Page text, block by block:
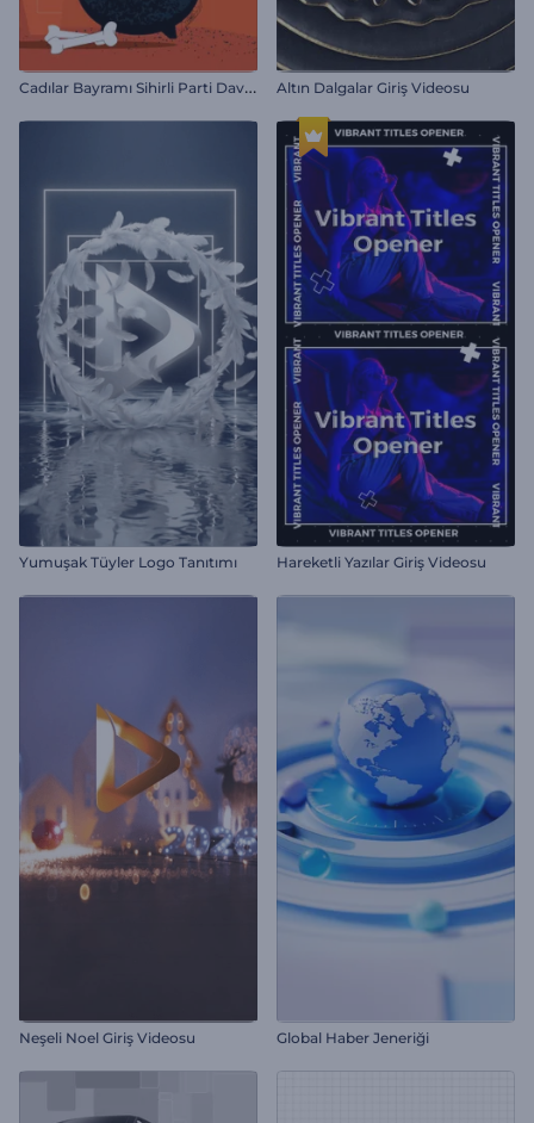
C
adılar Bayramı Sihirli Parti Davetiyesi Altın Dalgalar Giriş Videosu
Yumuşak Tüyler Logo Tanıtımı Hareketli Yazılar Giriş Videosu
Neşeli Noel Giriş Videosu Global Haber Jeneriği